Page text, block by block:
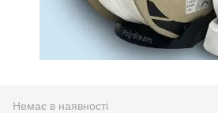
Немає в наявності